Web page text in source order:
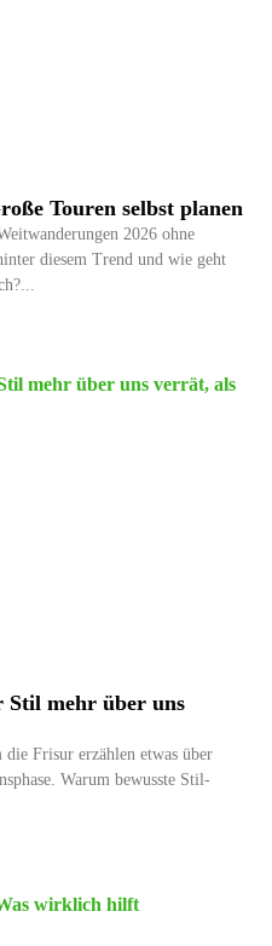
Touren selbst planen
2026 ohne
diesem Trend und wie geht
Stil mehr über uns
Frisur erzählen etwas über
Warum bewusste Stil-